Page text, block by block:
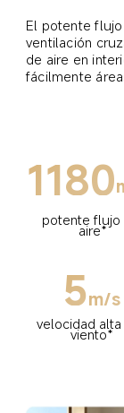
El potente
ventilación
de aire en
fácilmente
1180
potente flujo
aire*
5m/s
velocidad
viento*